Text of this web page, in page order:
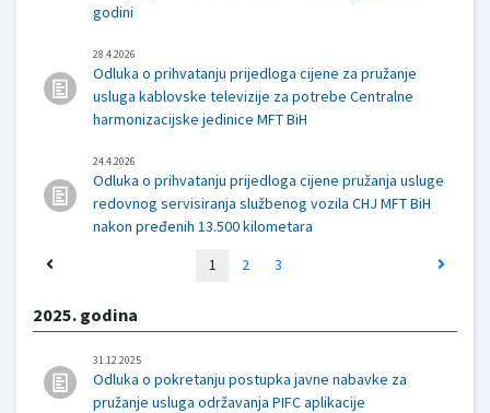
godini
28.4.2026
Odluka o prihvatanju prijedloga cijene za pružanje
usluga kablovske televizije za potrebe Centralne
harmonizacijske jedinice MFT BiH
24.4.2026
Odluka o prihvatanju prijedloga cijene pružanja usluge
redovnog servisiranja službenog vozila CHJ MFT BiH
nakon pređenih 13.500 kilometara
1
2 3
2025. godina
31.12.2025
Odluka o pokretanju postupka javne nabavke za
pružanje usluga održavanja PIFC aplikacije